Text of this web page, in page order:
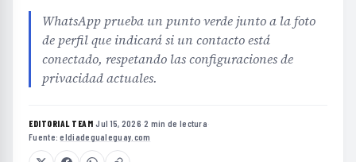
WhatsApp prueba un punto verde junto a la foto
de perfil que indicará si un contacto está
conectado, respetando las configuraciones de
privacidad actuales.
EDITORIAL TEAM·Jul 15, 2026·2 min de lectura·
Fuente:eldiadegualeguay.com